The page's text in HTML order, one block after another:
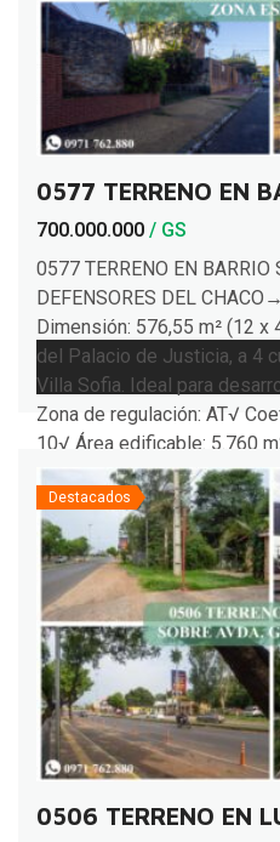
0577 TERRENO EN
700.000.000 / GS
0577 TERRENO EN
DEFENSORES DEL
Dimensión: 576,55 m² (12
del Palacio de Justicia, a 4
Villa Sofia. Ideal para
Zona de regulación: AT√
10√ Área edificable: 5.760
[…]
Destacados
0506 TERRENO EN